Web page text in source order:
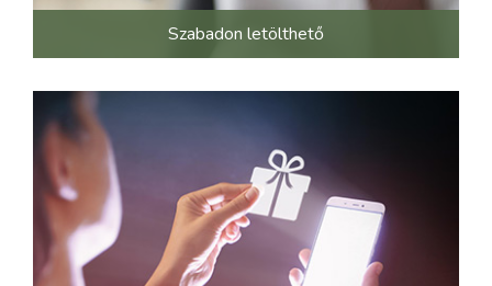
Szabadon letölthető